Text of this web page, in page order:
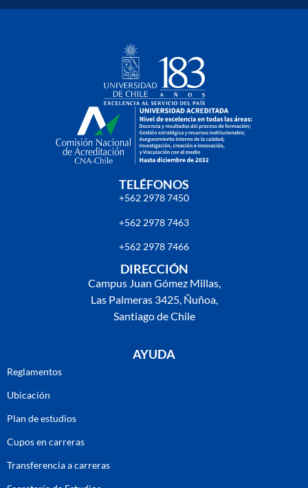
TELÉFONOS
+562 2978 7450
+562 2978 7463
+562 2978 7466
DIRECCIÓN
Campus Juan Gómez Millas,
Las Palmeras 3425, Ñuñoa,
Santiago de Chile
AYUDA
Reglamentos
Ubicación
Plan de estudios
Cupos en carreras
Transferencia a carreras